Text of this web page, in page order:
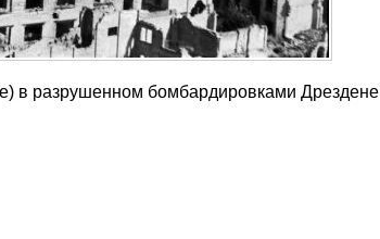
в разрушенном бомбардировками Дрездене